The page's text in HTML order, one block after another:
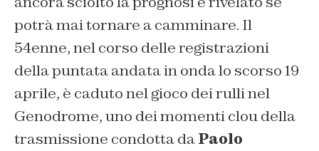
potrà mai tornare a camminare. Il
54enne, nel corso delle registrazioni
della puntata andata in onda lo scorso 19
aprile, è caduto nel gioco dei rulli nel
Genodrome, uno dei momenti clou della
trasmissione condotta daPaolo